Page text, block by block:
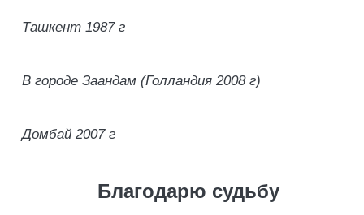
Ташкент 1987 г
В городе Заандам (Голландия 2008 г)
Домбай 2007 г
Благодарю судьбу